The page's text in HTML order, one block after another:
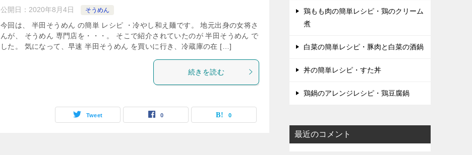
公開日： 2020年8月4日 そうめん
今回は、 半田そうめん の簡単 レシピ ・冷やし和え麺です。 地元出身の女将さ
んが、 そうめん 専門店を・・・。 そこで紹介されていたのが 半田そうめん で
した。 気になって、早速 半田そうめん を買いに行き、冷蔵庫の在 […]
続きを読む
Tweet 0 0
鶏もも肉の簡単レシピ・鶏のクリーム
煮
白菜の簡単レシピ・豚肉と白菜の酒鍋
丼の簡単レシピ・すた丼
鶏鍋のアレンジレシピ・鶏豆腐鍋
最近のコメント